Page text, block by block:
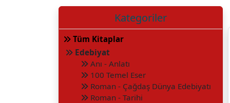
Kategoriler
Tüm Kitaplar
Edebiyat
Anı - Anlatı
100 Temel Eser
Roman - Çağdaş Dünya Edebiyatı
Roman - Tarihi